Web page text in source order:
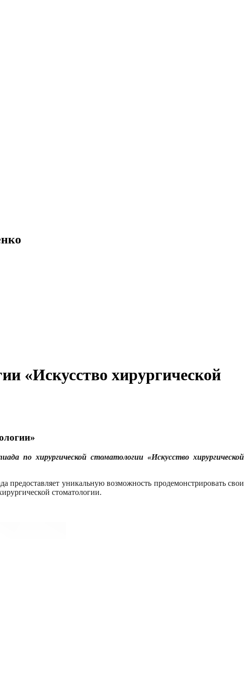
«Искусство хирургической
по хирургической стоматологии «Искусство хирургической
предоставляет уникальную возможность продемонстрировать свои
стоматологии.